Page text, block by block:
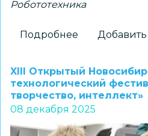
Робототехника
Подробнее
соревнования
по
робототехнике
успешно
завершены
XIII Открытый
технологический
творчество, интеллект»
08 декабря 2025